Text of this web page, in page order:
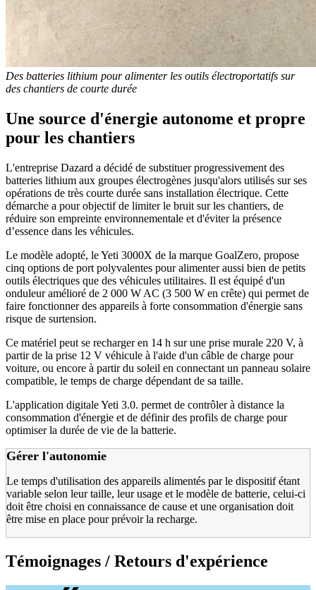
Des batteries lithium pour alimenter les outils électroportatifs sur
des chantiers de courte durée
Une source d'énergie autonome et propre
pour les chantiers
L'entreprise Dazard a décidé de substituer progressivement des
batteries lithium aux groupes électrogènes jusqu'alors utilisés sur ses
opérations de très courte durée sans installation électrique. Cette
démarche a pour objectif de limiter le bruit sur les chantiers, de
réduire son empreinte environnementale et d'éviter la présence
d’essence dans les véhicules.
Le modèle adopté, le Yeti 3000X de la marque GoalZero, propose
cinq options de port polyvalentes pour alimenter aussi bien de petits
outils électriques que des véhicules utilitaires. Il est équipé d'un
onduleur amélioré de 2 000 W AC (3 500 W en crête) qui permet de
faire fonctionner des appareils à forte consommation d'énergie sans
risque de surtension.
Ce matériel peut se recharger en 14 h sur une prise murale 220 V, à
partir de la prise 12 V véhicule à l'aide d'un câble de charge pour
voiture, ou encore à partir du soleil en connectant un panneau solaire
compatible, le temps de charge dépendant de sa taille.
L'application digitale Yeti 3.0. permet de contrôler à distance la
consommation d'énergie et de définir des profils de charge pour
optimiser la durée de vie de la batterie.
Gérer l'autonomie
Le temps d'utilisation des appareils alimentés par le dispositif étant
variable selon leur taille, leur usage et le modèle de batterie, celui-ci
doit être choisi en connaissance de cause et une organisation doit
être mise en place pour prévoir la recharge.
Témoignages / Retours d'expérience